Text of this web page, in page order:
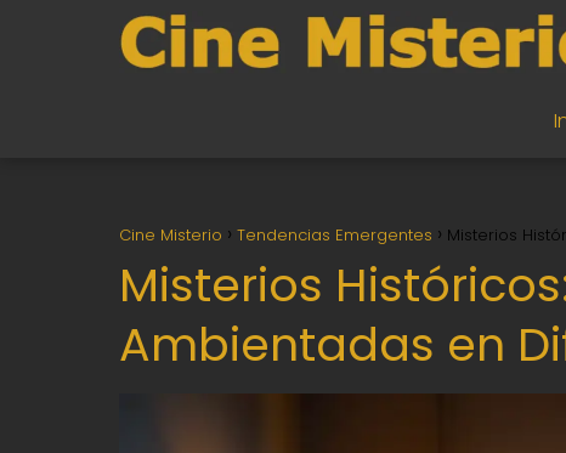
Cine Misterio Tendencias Emergentes Misterios
Misterios
Ambientadas en